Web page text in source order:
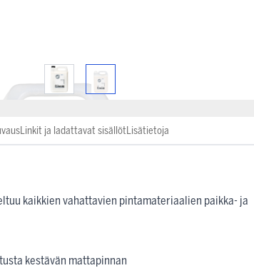
Linkit ja ladattavat sisällötLisätietoja
kaikkien vahattavien pintamateriaalien paikka- ja
kestävän mattapinnan